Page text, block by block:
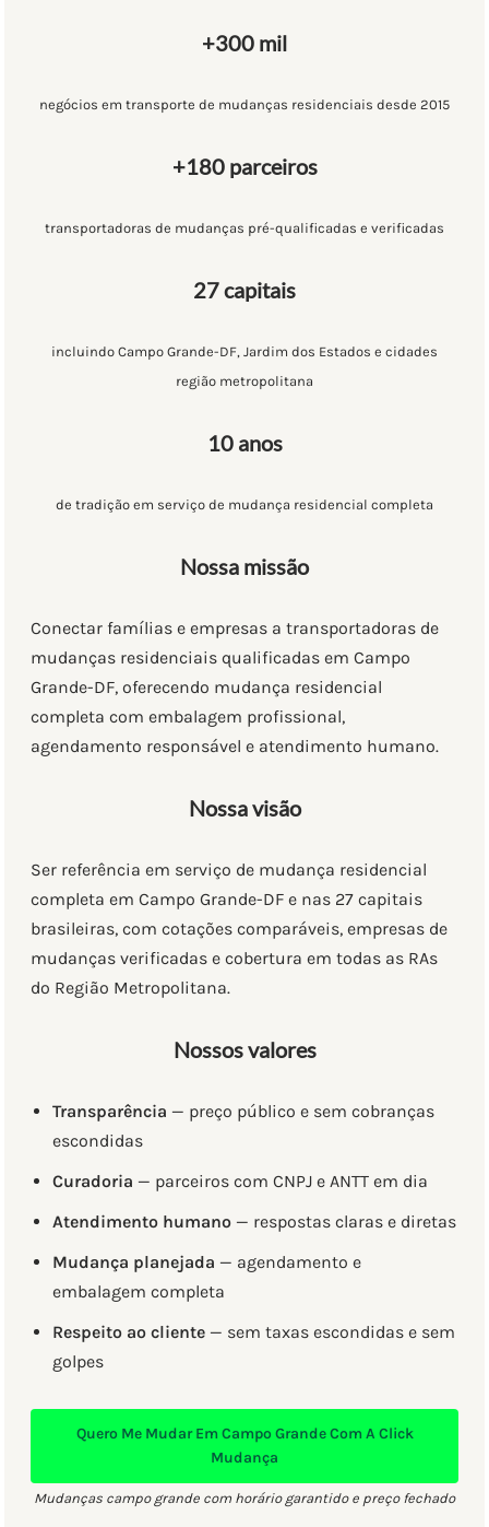
+300 mil
negócios em transporte de mudanças residenciais desde 2015
+180 parceiros
transportadoras de mudanças pré-qualificadas e verificadas
27 capitais
incluindo Campo Grande-DF, Jardim dos Estados e cidades
região metropolitana
10 anos
de tradição em serviço de mudança residencial completa
Nossa missão
Conectar famílias e empresas a transportadoras de
mudanças residenciais qualificadas em Campo
Grande-DF, oferecendo mudança residencial
completa com embalagem profissional,
agendamento responsável e atendimento humano.
Nossa visão
Ser referência em serviço de mudança residencial
completa em Campo Grande-DF e nas 27 capitais
brasileiras, com cotações comparáveis, empresas de
mudanças verificadas e cobertura em todas as RAs
do Região Metropolitana.
Nossos valores
Transparência — preço público e sem cobranças
escondidas
Curadoria — parceiros com CNPJ e ANTT em dia
Atendimento humano — respostas claras e diretas
Mudança planejada — agendamento e
embalagem completa
Respeito ao cliente — sem taxas escondidas e sem
golpes
Quero Me Mudar Em Campo Grande Com A Click
Mudança
Mudanças campo grande com horário garantido e preço fechado